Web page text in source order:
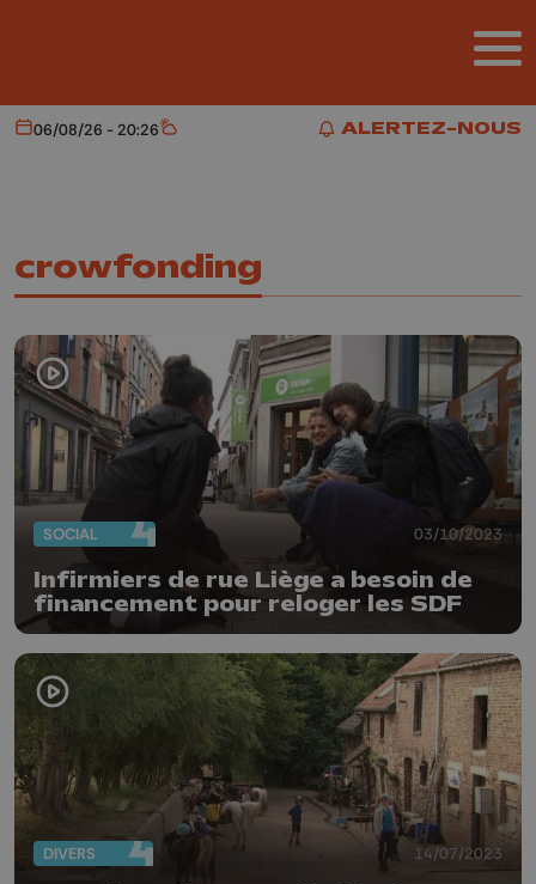
ALERTEZ-NOUS
ALERTEZ-NOUS
Aujourd'hui
06/08/26 - 20:26 Météo
crowfonding
SOCIAL 03/10/2023
Infirmiers de rue Liège a besoin de
financement pour reloger les SDF
DIVERS 14/07/2023